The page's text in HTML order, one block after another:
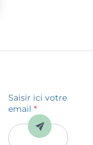
Saisir ici votre
email*
Envoyer